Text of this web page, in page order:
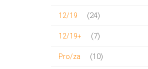
12/19 2424
12/19+ 77
Pro/za 1010